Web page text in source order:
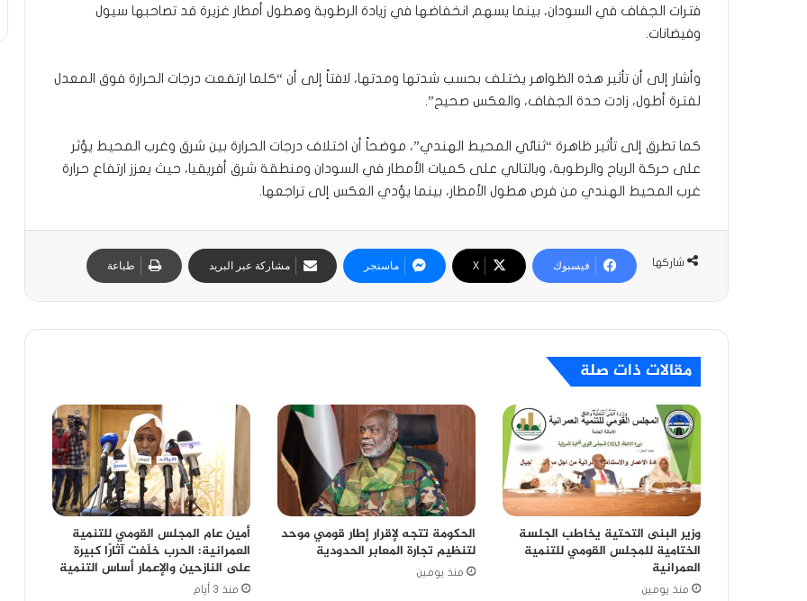
فترات الجفاف في السودان، بينما يسهم انخفاضها في زيادة الرطوبة وهطول أمطار غزيرة قد تصاحبها سيول
وفيضانات.
وأشار إلى أن تأثير هذه الظواهر يختلف بحسب شدتها ومدتها، لافتاً إلى أن “كلما ارتفعت درجات الحرارة فوق المعدل
لفترة أطول، زادت حدة الجفاف، والعكس صحيح”.
كما تطرق إلى تأثير ظاهرة “ثنائي المحيط الهندي”، موضحاً أن اختلاف درجات الحرارة بين شرق وغرب المحيط يؤثر
على حركة الرياح والرطوبة، وبالتالي على كميات الأمطار في السودان ومنطقة شرق أفريقيا، حيث يعزز ارتفاع حرارة
غرب المحيط الهندي من فرص هطول الأمطار، بينما يؤدي العكس إلى تراجعها.
شاركها فيسبوك ‫X ماسنجر مشاركة عبر البريد طباعة
مقالات ذات صلة
وزير البنى التحتية يخاطب الجلسة
الختامية للمجلس القومي للتنمية
العمرانية
منذ يومين
الحكومة تتجه لإقرار إطار قومي موحد
لتنظيم تجارة المعابر الحدودية
منذ يومين
أمين عام المجلس القومي للتنمية
العمرانية: الحرب خلّفت آثارًا كبيرة
على النازحين والإعمار أساس التنمية
منذ 3 أيام